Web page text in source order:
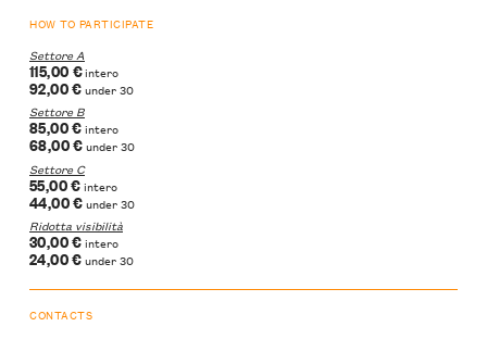
HOW TO PARTICIPATE
Settore A
115,00 €intero
92,00 €under 30
Settore B
85,00 €intero
68,00 €under 30
Settore C
55,00 €intero
44,00 €under 30
Ridotta visibilità
30,00 €intero
24,00 €under 30
CONTACTS